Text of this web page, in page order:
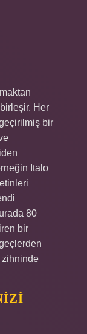
Her
bir
Italo
80
bir
zihninde